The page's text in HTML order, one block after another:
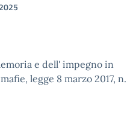
e dell' impegno in
legge 8 marzo 2017, n.